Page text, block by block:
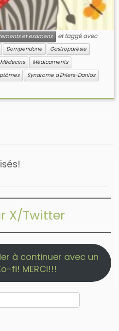
et examens et taggé avec
Domperidone
Gastroparésie
Médecins
Médicaments
Syndrome d'Ehlers-Danlos
X/Twitter
à continuer avec un
fi! MERCI!!!